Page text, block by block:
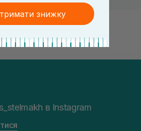
в Instagram
знижку